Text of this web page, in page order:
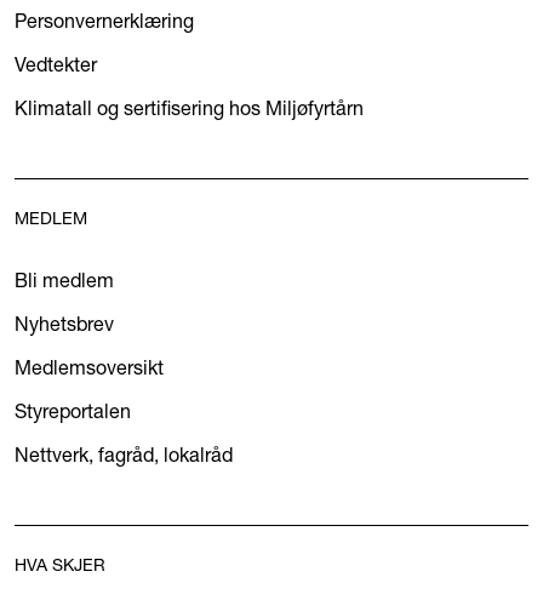
Personvernerklæring
Vedtekter
Klimatall og sertifisering hos Miljøfyrtårn
MEDLEM
Bli medlem
Nyhetsbrev
Medlemsoversikt
Styreportalen
Nettverk, fagråd, lokalråd
HVA SKJER